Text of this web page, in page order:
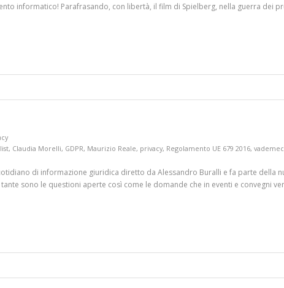
informatico! Parafrasando, con libertà, il film di Spielberg, nella guerra dei
, Claudia Morelli, GDPR, Maurizio Reale, privacy, Regolamento UE 679 2016,
di informazione giuridica diretto da Alessandro Buralli e fa parte della
sono le questioni aperte così come le domande che in eventi e convegni